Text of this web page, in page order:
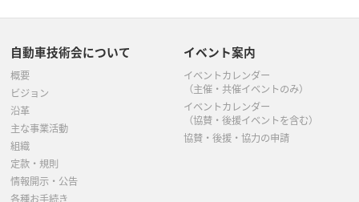
自動車技術会について
概要
ビジョン
沿革
主な事業活動
組織
定款・規則
情報開示・公告
各種お手続き
イベント案内
イベントカレンダー
（主催・共催イベントのみ）
イベントカレンダー
（協賛・後援イベントを含む）
協賛・後援・協力の申請